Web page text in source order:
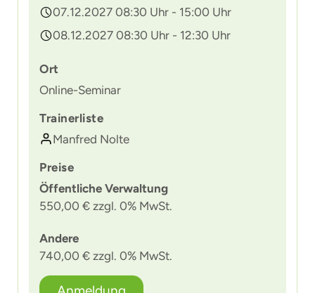
07.12.2027 08:30 Uhr - 15:00 Uhr
08.12.2027 08:30 Uhr - 12:30 Uhr
Ort
Online-Seminar
Trainerliste
Manfred Nolte
Preise
Öffentliche Verwaltung
550,00 € zzgl. 0% MwSt.
Andere
740,00 € zzgl. 0% MwSt.